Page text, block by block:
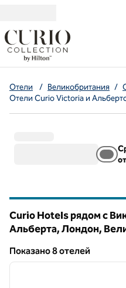
Отели / Великобритания /
Отели Curio Victoria и
Curio Hotels рядом с
Альберта, Лондон,
Показанo 8 отелей
Показанo 8 отелей
1 из 12